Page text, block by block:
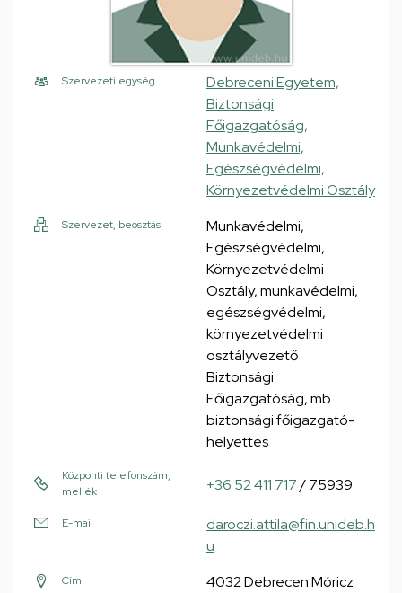
Szervezeti egység
Debreceni Egyetem,
Biztonsági
Főigazgatóság,
Munkavédelmi,
Egészségvédelmi,
Környezetvédelmi Osztály
Szervezet, beosztás
Munkavédelmi,
Egészségvédelmi,
Környezetvédelmi
Osztály, munkavédelmi,
egészségvédelmi,
környezetvédelmi
osztályvezető
Biztonsági
Főigazgatóság, mb.
biztonsági főigazgató-
helyettes
Központi telefonszám,
mellék
+36 52 411 717/ 75939
E-mail
daroczi.attila@fin.unideb.h
u
Cím
4032 Debrecen Móricz